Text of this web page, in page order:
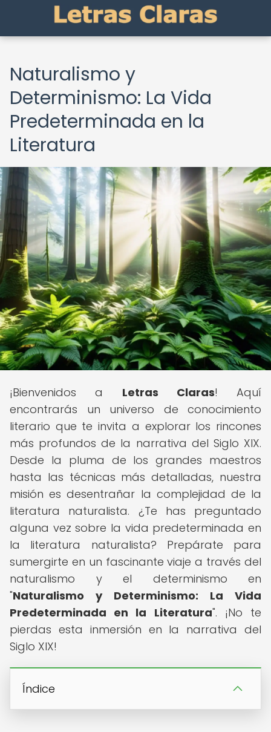
Naturalismo y
Determinismo: La Vida
Predeterminada en la
Literatura
¡Bienvenidos a Letras Claras! Aquí
encontrarás un universo de conocimiento
literario que te invita a explorar los rincones
más profundos de la narrativa del Siglo XIX.
Desde la pluma de los grandes maestros
hasta las técnicas más detalladas, nuestra
misión es desentrañar la complejidad de la
literatura naturalista. ¿Te has preguntado
alguna vez sobre la vida predeterminada en
la literatura naturalista? Prepárate para
sumergirte en un fascinante viaje a través del
naturalismo y el determinismo en
"Naturalismo y Determinismo: La Vida
Predeterminada en la Literatura". ¡No te
pierdas esta inmersión en la narrativa del
Siglo XIX!
Índice